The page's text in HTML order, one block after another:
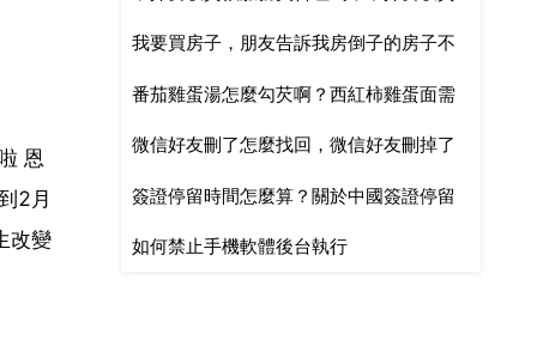
恩
2月
改變
款服務費是合理的嗎
我要買房子，朋友告訴我房倒子的房子不
要，是什麼意思，沒太明白
番茄雞蛋湯怎麼勾芡啊？西紅柿雞蛋面需
要勾芡嗎？
微信好友刪了怎麼找回，微信好友刪掉了
怎麼找回
簽證停留時間怎麼算？關於中國簽證停留
時間的計算方法
如何禁止手機軟體後台執行